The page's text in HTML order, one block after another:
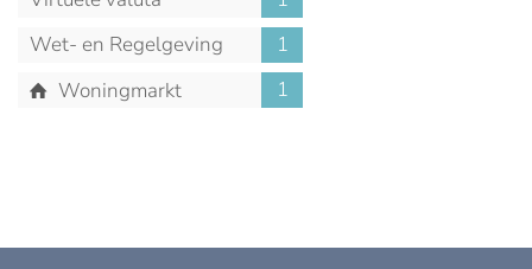
Wet- en Regelgeving
1
Woningmarkt
1